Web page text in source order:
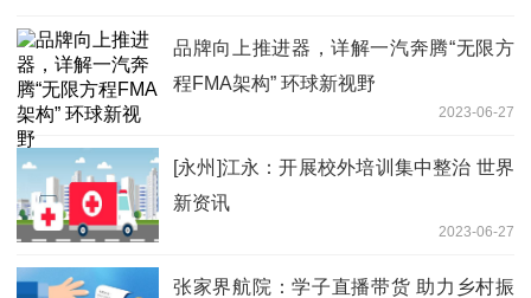
品牌向上推进器，详解一汽奔腾“无限方
程FMA架构” 环球新视野
2023-06-27
[永州]江永：开展校外培训集中整治 世界
新资讯
2023-06-27
张家界航院：学子直播带货 助力乡村振